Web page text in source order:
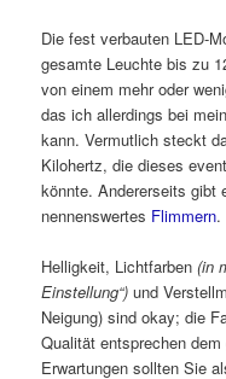
Die fest verbauten LED-
gesamte Leuchte bis zu
von einem mehr oder
das ich allerdings bei
kann. Vermutlich steckt
Kilohertz, die dieses
könnte. Andererseits gibt
nennenswertes Flimmern.
Helligkeit, Lichtfarben(in
Einstellung“) und
Neigung) sind okay; die
Qualität entsprechen
Erwartungen sollten Sie